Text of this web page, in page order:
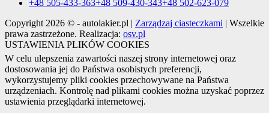
+48 505-433-363+48 509-430-343+48 502-623-079
Copyright 2026 © - autolakier.pl | Zarządzaj ciasteczkami | Wszelkie
prawa zastrzeżone. Realizacja: osv.pl
USTAWIENIA PLIKÓW COOKIES
W celu ulepszenia zawartości naszej strony internetowej oraz
dostosowania jej do Państwa osobistych preferencji,
wykorzystujemy pliki cookies przechowywane na Państwa
urządzeniach. Kontrolę nad plikami cookies można uzyskać poprzez
ustawienia przeglądarki internetowej.